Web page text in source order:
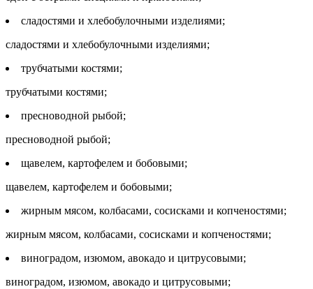
сладостями и хлебобулочными изделиями;
сладостями и хлебобулочными изделиями;
трубчатыми костями;
трубчатыми костями;
пресноводной рыбой;
пресноводной рыбой;
щавелем, картофелем и бобовыми;
щавелем, картофелем и бобовыми;
жирным мясом, колбасами, сосисками и копченостями;
жирным мясом, колбасами, сосисками и копченостями;
виноградом, изюмом, авокадо и цитрусовыми;
виноградом, изюмом, авокадо и цитрусовыми;